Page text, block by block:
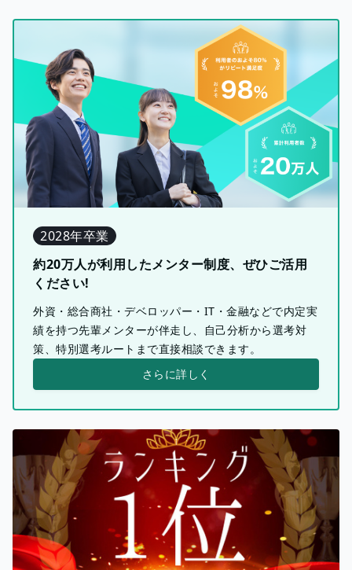
2028年卒業
約20万人が利用したメンター制度、ぜひご活用
ください!
外資・総合商社・デベロッパー・IT・金融などで内定実
績を持つ先輩メンターが伴走し、自己分析から選考対
策、特別選考ルートまで直接相談できます。
さらに詳しく